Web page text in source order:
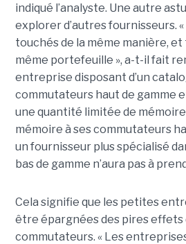
indiqué l’analyste. Une autre
explorer d’autres fournisseurs.
touchés de la même manière, et
même portefeuille », a-t-il fait
entreprise disposant d’un
commutateurs haut de gamme
une quantité limitée de
mémoire à ses commutateurs
un fournisseur plus spécialisé
bas de gamme n’aura pas à
Cela signifie que les petites
être épargnées des pires effets
commutateurs. « Les